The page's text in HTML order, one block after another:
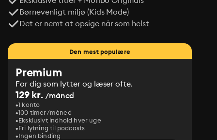
Børnevenligt miljø (Kids Mode)
Det er nemt at opsige når som helst
Den mest populære
Premium
For dig som lytter og læser ofte.
129 kr. /måned
1 konto
100 timer/måned
Eksklusivt indhold hver uge
Fri lytning til podcasts
Ingen binding